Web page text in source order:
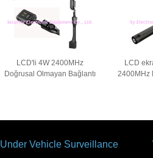
LCD'li 4W 2400MHz
Doğrusal Olmayan Bağlantı
LCD
2400MHz
Under Vehicle Surveillance